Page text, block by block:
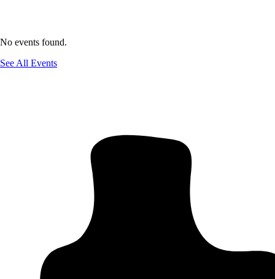
No events found.
See All Events